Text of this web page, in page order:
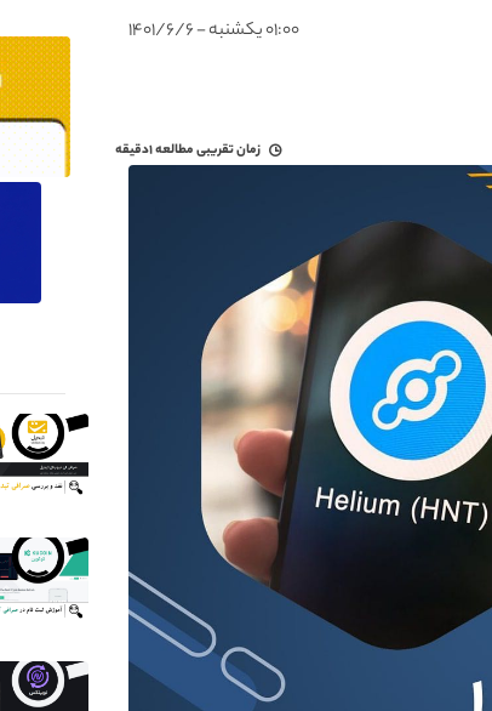
۰۱:۰۰ یکشنبه - ۱۴۰۱/۶/۶
زمان تقریبی مطالعه۱دقیقه